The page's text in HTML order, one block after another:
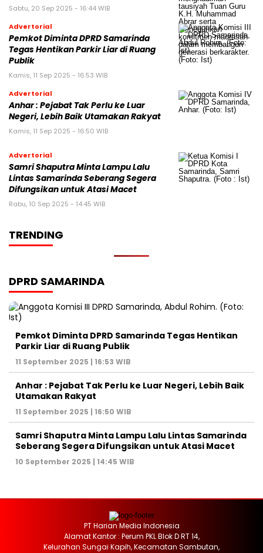
Sabtu, 20 Sep 2025 - 16:44 WIB
Advertorial
Pemkot Diminta DPRD Samarinda
Tegas Hentikan Parkir Liar di Ruang
Publik
Kamis, 11 Sep 2025 - 16:53 WIB
Advertorial
Anhar : Pejabat Tak Perlu ke Luar
Negeri, Lebih Baik Utamakan Rakyat
Kamis, 11 Sep 2025 - 16:50 WIB
Advertorial
Samri Shaputra Minta Lampu Lalu
Lintas Samarinda Seberang Segera
Difungsikan untuk Atasi Macet
Rabu, 10 Sep 2025 - 14:45 WIB
TRENDING
DPRD SAMARINDA
Pemkot Diminta DPRD Samarinda Tegas Hentikan
Parkir Liar di Ruang Publik
11 September 2025 | 16:53 WIB
Anhar : Pejabat Tak Perlu ke Luar Negeri, Lebih Baik
Utamakan Rakyat
11 September 2025 | 16:50 WIB
Samri Shaputra Minta Lampu Lalu Lintas Samarinda
Seberang Segera Difungsikan untuk Atasi Macet
10 September 2025 | 14:45 WIB
PT Harian Media Indonesia
Alamat Kantor : Perum PKL Blok D RT 14,
Kelurahan Sungai Kapih, Kecamatan Sambutan,